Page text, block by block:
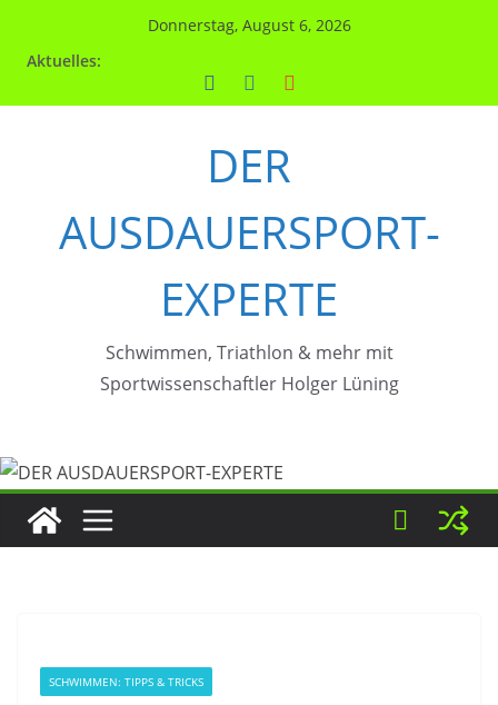
Donnerstag, August 6, 2026
Aktuelles:
DER
AUSDAUERSPORT-
EXPERTE
Schwimmen, Triathlon & mehr mit
Sportwissenschaftler Holger Lüning
SCHWIMMEN: TIPPS & TRICKS